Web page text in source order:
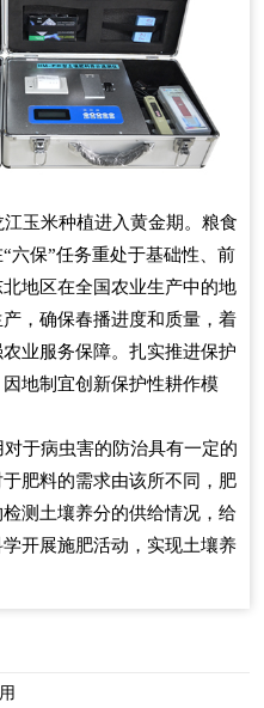
玉米种植进入黄金期。粮食
六保”任务重处于基础性、前
地区在全国农业生产中的地
，确保春播进度和质量，着
业服务保障。扎实推进保护
地制宜创新保护性耕作模
对于病虫害的防治具有一定的
肥料的需求由该所不同，肥
测土壤养分的供给情况，给
开展施肥活动，实现土壤养